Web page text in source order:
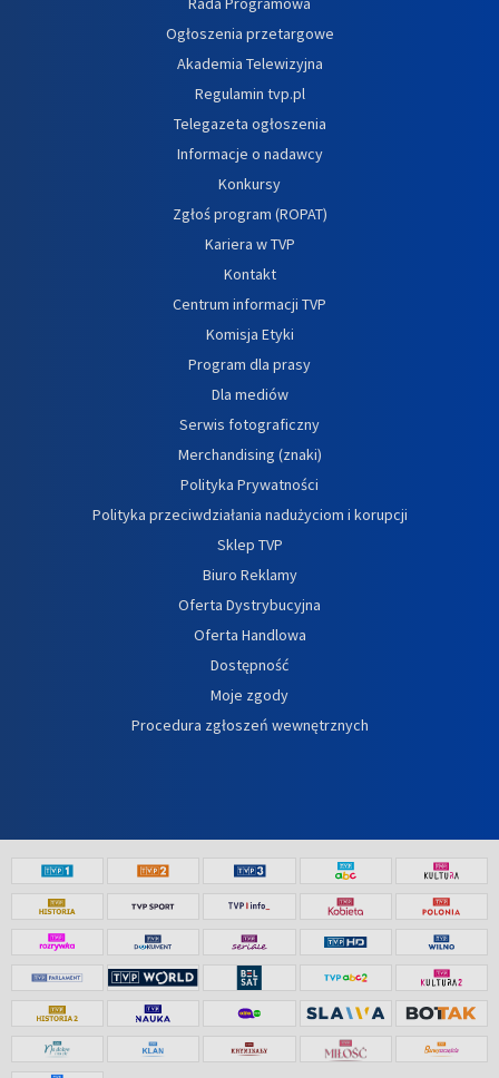
Ogłoszenia przetargowe
Akademia Telewizyjna
Regulamin tvp.pl
Telegazeta ogłoszenia
Informacje o nadawcy
Konkursy
Zgłoś program (ROPAT)
Kariera w TVP
Kontakt
Centrum informacji TVP
Komisja Etyki
Program dla prasy
Dla mediów
Serwis fotograficzny
Merchandising (znaki)
Polityka Prywatności
Polityka przeciwdziałania nadużyciom i korupcji
Sklep TVP
Biuro Reklamy
Oferta Dystrybucyjna
Oferta Handlowa
Dostępność
Moje zgody
Procedura zgłoszeń wewnętrznych